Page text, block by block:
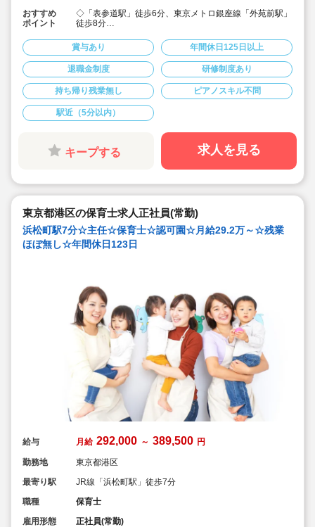
おすすめ
ポイント
◇「表参道駅」徒歩6分、東京メトロ銀座線「外苑前駅」
徒歩8分
◇借上社宅制度あり！
◇年間休日125日以上です
◇誕生日休暇・夏季休暇ありでプライベートも充実！
◇大手法人です。福利厚生充実しています
◇アットホームな雰囲気で働きやすい環境です
◇かわいい子どもたちと絵本を読んだり、おもちゃや遊
具で遊んだり、楽しく過ごしませんか？
賞与あり 年間休日125日以上
退職金制度 研修制度あり
持ち帰り残業無し ピアノスキル不問
駅近（5分以内）
キープする 求人を見る
東京都港区の保育士求人正社員(常勤)
浜松町駅7分☆主任☆保育士☆認可園☆月給29.2万～☆残業
ほぼ無し☆年間休日123日
給与 月給 292,000 ～ 389,500 円
勤務地
東京都港区
最寄り駅
JR線「浜松町駅」徒歩7分
職種
保育士
雇用形態
正社員(常勤)